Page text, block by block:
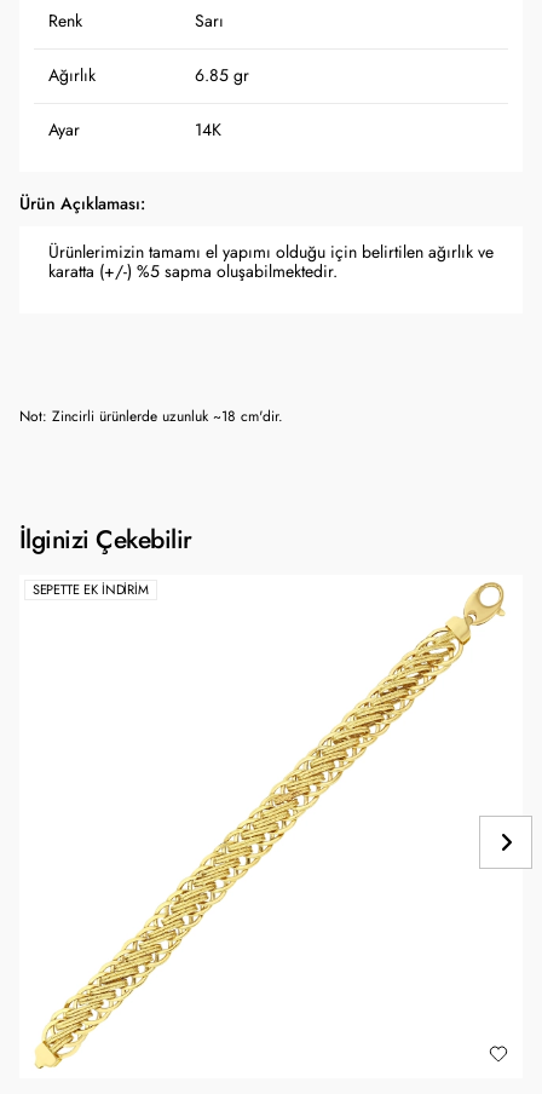
Renk Sarı
Ağırlık 6.85 gr
Ayar 14K
Ürün Açıklaması:
Ürünlerimizin tamamı el yapımı olduğu için belirtilen ağırlık ve
karatta (+/-) %5 sapma oluşabilmektedir.
Not: Zincirli ürünlerde uzunluk ~18 cm'dir.
İlginizi Çekebilir
SEPETTE EK İNDIRIM